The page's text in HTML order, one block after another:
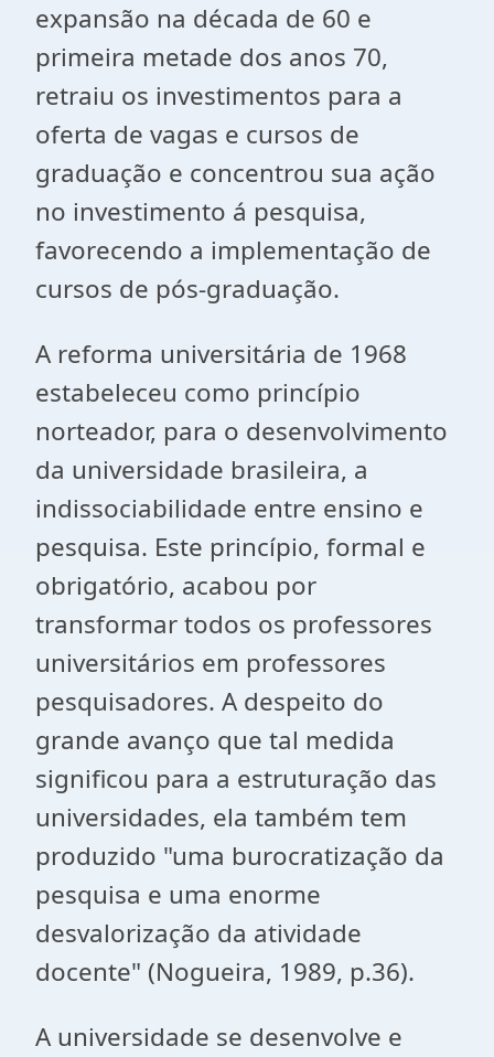
expansão na década de 60 e
primeira metade dos anos 70,
retraiu os investimentos para a
oferta de vagas e cursos de
graduação e concentrou sua ação
no investimento á pesquisa,
favorecendo a implementação de
cursos de pós-graduação.
A reforma universitária de 1968
estabeleceu como princípio
norteador, para o desenvolvimento
da universidade brasileira, a
indissociabilidade entre ensino e
pesquisa. Este princípio, formal e
obrigatório, acabou por
transformar todos os professores
universitários em professores
pesquisadores. A despeito do
grande avanço que tal medida
significou para a estruturação das
universidades, ela também tem
produzido "uma burocratização da
pesquisa e uma enorme
desvalorização da atividade
docente" (Nogueira, 1989, p.36).
A universidade se desenvolve e